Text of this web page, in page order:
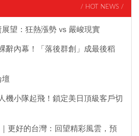
/ HOT NEWS /
望：狂熱漲勢 vs 嚴峻現實
辭內幕！「落後群創」成最後稻
機小隊起飛！鎖定美日頂級客戶切
更好的台灣：回望精彩風雲，預